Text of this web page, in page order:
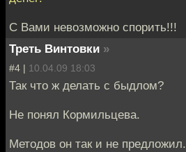
С Вами невозможно спорить!!!
Треть Винтовки »
#4 | 10.04.09 18:03
Так что ж делать с быдлом?
Не понял Кормильцева.
Методов он так и не предложил.